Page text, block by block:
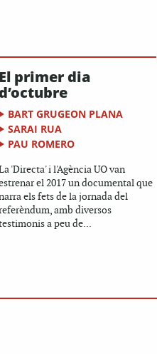
El primer dia
BART GRUGEON PLANA
SARAI RUA
PAU ROMERO
'Directa' i l'Agència UO van
el 2017 un documental que
els fets de la jornada del
amb diversos
a peu de...